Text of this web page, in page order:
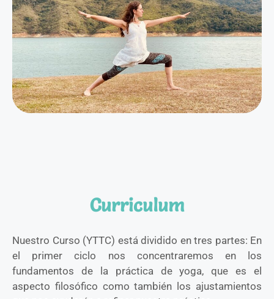
Curriculum
Nuestro Curso (YTTC) está dividido en tres partes: En
el primer ciclo nos concentraremos en los
fundamentos de la práctica de yoga, que es el
aspecto filosófico como también los ajustamientos